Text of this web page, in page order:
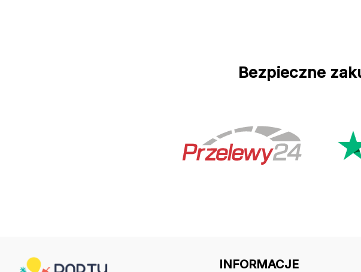
Bezpieczne
INFORMACJE